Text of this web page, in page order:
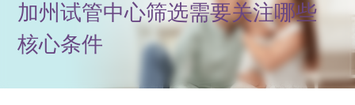
加州试管中心筛选需要关注哪些
核心条件